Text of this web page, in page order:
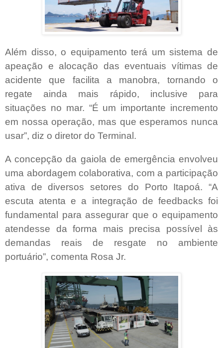
Além disso, o equipamento terá um sistema de
apeação e alocação das eventuais vítimas de
acidente que facilita a manobra, tornando o
regate ainda mais rápido, inclusive para
situações no mar. “É um importante incremento
em nossa operação, mas que esperamos nunca
usar”, diz o diretor do Terminal.
A concepção da gaiola de emergência envolveu
uma abordagem colaborativa, com a participação
ativa de diversos setores do Porto Itapoá. “A
escuta atenta e a integração de feedbacks foi
fundamental para assegurar que o equipamento
atendesse da forma mais precisa possível às
demandas reais de resgate no ambiente
portuário”, comenta Rosa Jr.